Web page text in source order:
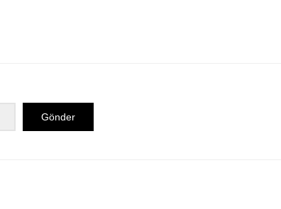
Gönder